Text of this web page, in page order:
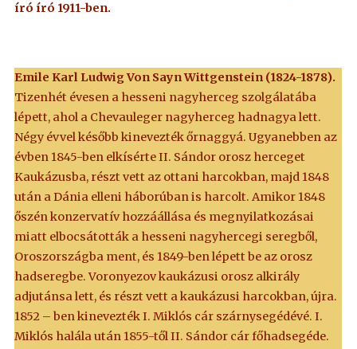
író író 1911-ben.
Emile Karl Ludwig Von Sayn Wittgenstein (1824-1878).
Tizenhét évesen a hesseni nagyherceg szolgálatába
lépett, ahol a Chevauleger nagyherceg hadnagya lett.
Négy évvel később kinevezték őrnaggyá. Ugyanebben az
évben 1845-ben elkísérte II. Sándor orosz herceget
Kaukázusba, részt vett az ottani harcokban, majd 1848
után a Dánia elleni háborúban is harcolt. Amikor 1848
őszén konzervatív hozzáállása és megnyilatkozásai
miatt elbocsátották a hesseni nagyhercegi seregből,
Oroszországba ment, és 1849-ben lépett be az orosz
hadseregbe. Voronyezov kaukázusi orosz alkirály
adjutánsa lett, és részt vett a kaukázusi harcokban, újra.
1852 – ben kinevezték I. Miklós cár szárnysegédévé. I.
Miklós halála után 1855-től II. Sándor cár főhadsegéde.